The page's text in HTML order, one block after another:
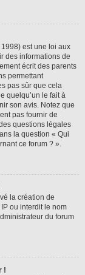
est une loi aux
des informations de
écrit des parents
permettant
pas sûr que cela
quelqu’un le fait à
son avis. Notez que
pas fournir de
questions légales
la question « Qui
ce forum ? ».
la création de
ou interdit le nom
du forum
!